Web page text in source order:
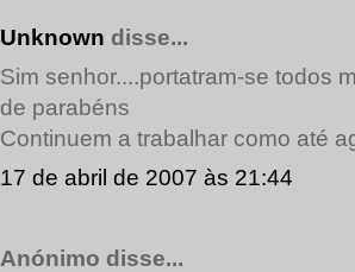
Unknown disse...
Sim senhor....portatram-se todos
de parabéns
Continuem a trabalhar como até
17 de abril de 2007 às 21:44
Anónimo disse...